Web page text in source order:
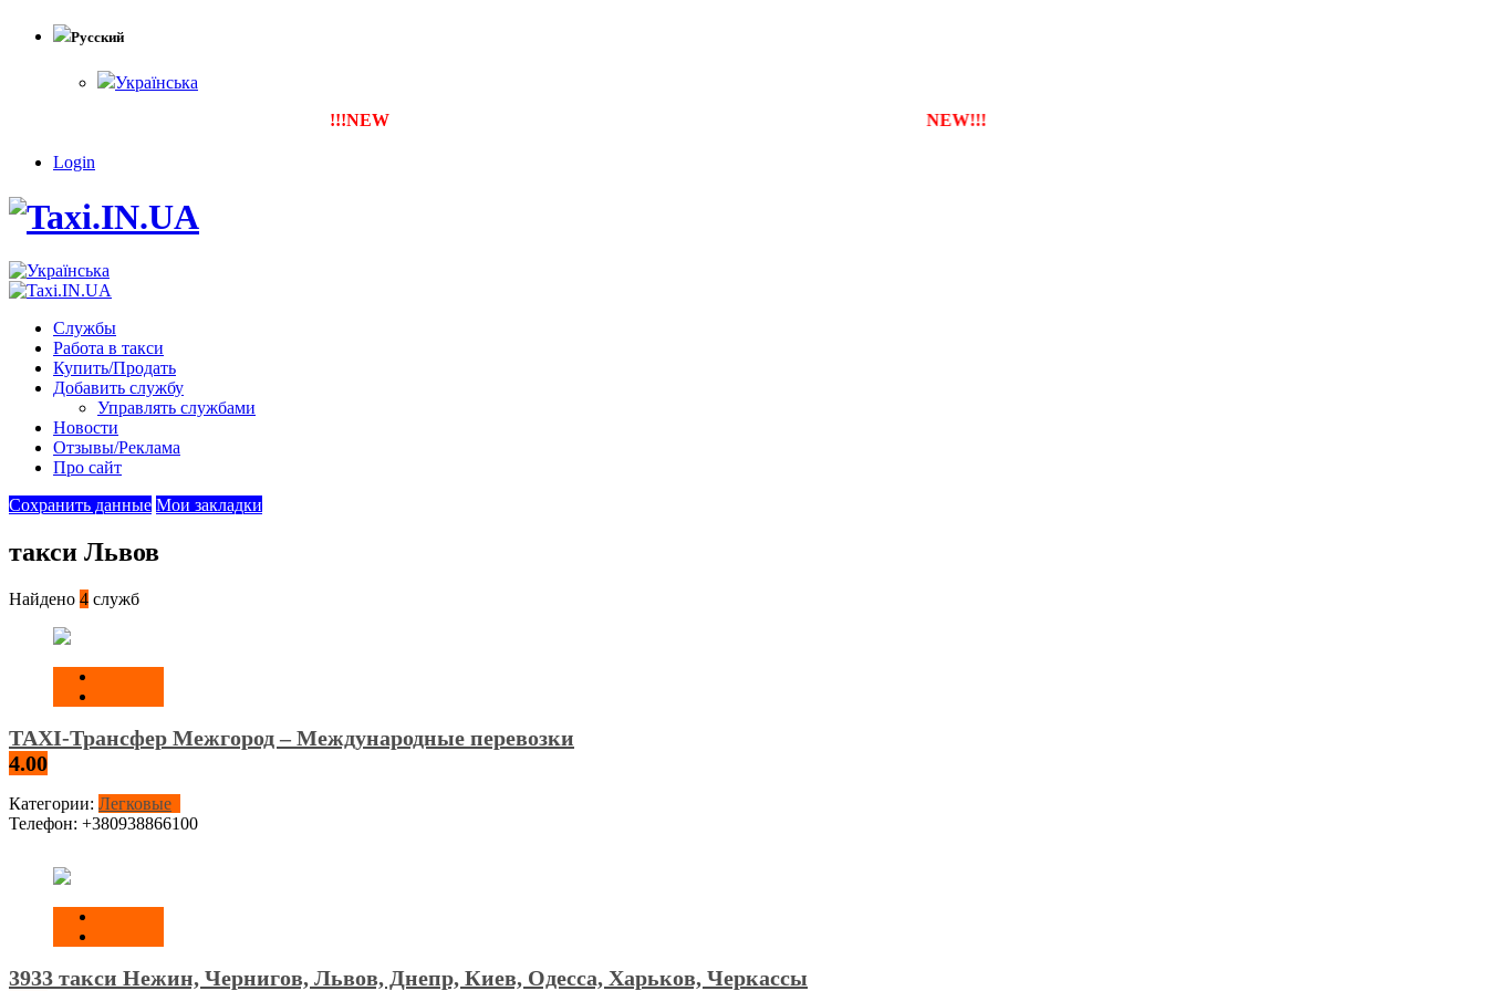
Русский
Українська
!!!NEW Тепер ти можеш зареєструвати власну службу таксі з будь-якого міста NEW!!!
Login
Службы
Работа в такси
Купить/Продать
Добавить службу
Управлять службами
Новости
Отзывы/Реклама
Про сайт
Сохранить данные Мои закладки
такси Львов
Найдено 4 служб
TAXI-Трансфер Межгород – Международные перевозки
4.00
Категории: Легковые
Телефон: +380938866100
3933 такси Нежин, Чернигов, Львов, Днепр, Киев, Одесса, Харьков, Черкассы